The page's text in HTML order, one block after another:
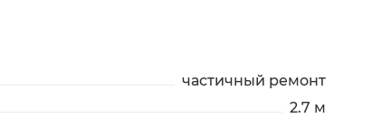
частичный ремонт
2.7 м